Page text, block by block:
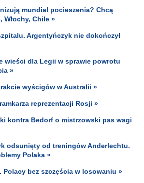
mundial pocieszenia? Chcą
Włochy, Chile »
Argentyńczyk nie dokończył
wieści dla Legii w sprawie powrotu
»
wyścigów w Australii »
reprezentacji Rosji »
kontra Bedorf o mistrzowski pas wagi
odsunięty od treningów Anderlechtu.
Polaka »
Polacy bez szczęścia w losowaniu »